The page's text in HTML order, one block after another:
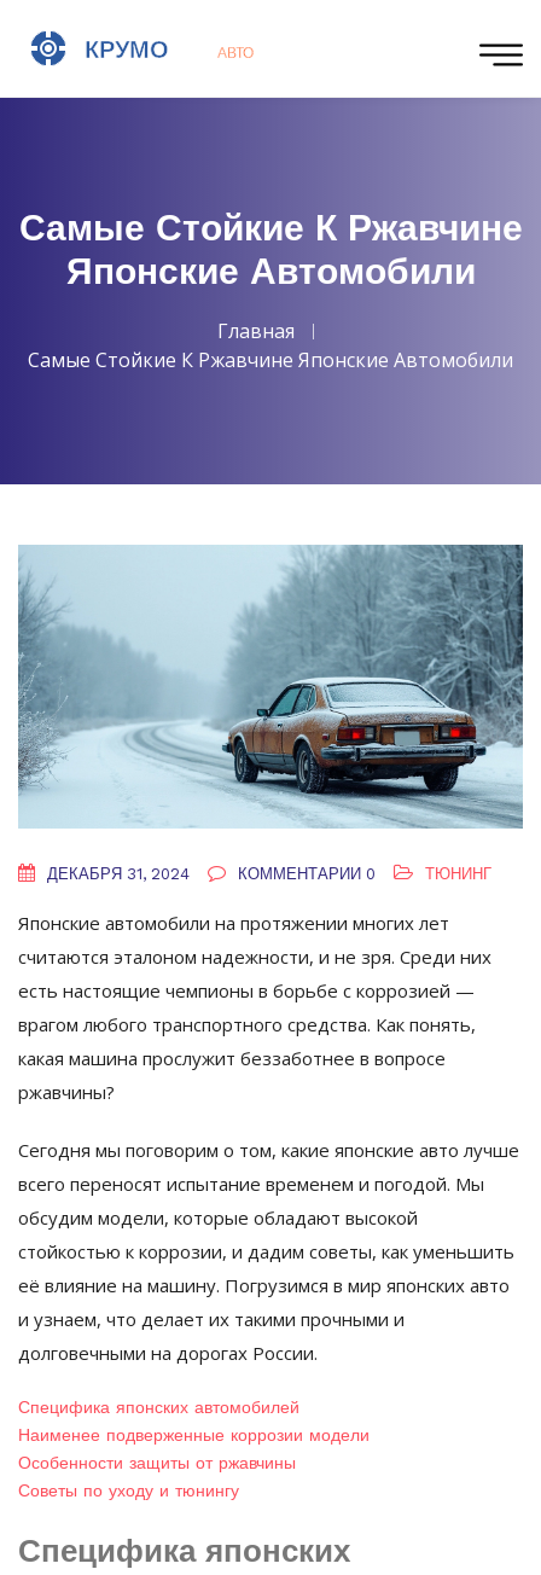
Самые Стойкие К Ржавчине
Японские Автомобили
Главная
Самые Стойкие К Ржавчине Японские Автомобили
ДЕКАБРЯ 31, 2024 КОММЕНТАРИИ 0 ТЮНИНГ
Японские автомобили на протяжении многих лет
считаются эталоном надежности, и не зря. Среди них
есть настоящие чемпионы в борьбе с коррозией —
врагом любого транспортного средства. Как понять,
какая машина прослужит беззаботнее в вопросе
ржавчины?
Сегодня мы поговорим о том, какие японские авто лучше
всего переносят испытание временем и погодой. Мы
обсудим модели, которые обладают высокой
стойкостью к коррозии, и дадим советы, как уменьшить
её влияние на машину. Погрузимся в мир японских авто
и узнаем, что делает их такими прочными и
долговечными на дорогах России.
Специфика японских автомобилей
Наименее подверженные коррозии модели
Особенности защиты от ржавчины
Советы по уходу и тюнингу
Специфика японских